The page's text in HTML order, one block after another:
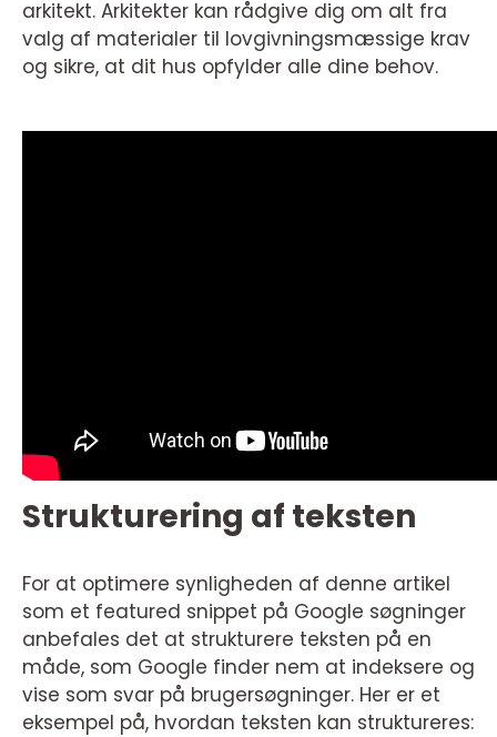
arkitekt. Arkitekter kan rådgive dig om alt fra
valg af materialer til lovgivningsmæssige krav
og sikre, at dit hus opfylder alle dine behov.
Strukturering af teksten
For at optimere synligheden af denne artikel
som et featured snippet på Google søgninger
anbefales det at strukturere teksten på en
måde, som Google finder nem at indeksere og
vise som svar på brugersøgninger. Her er et
eksempel på, hvordan teksten kan struktureres: